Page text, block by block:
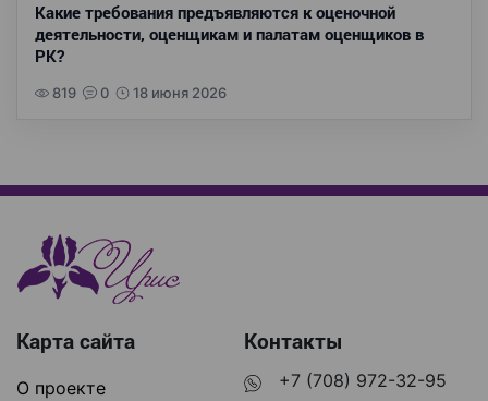
Какие требования предъявляются к оценочной
деятельности, оценщикам и палатам оценщиков в
РК?
819 0 18 июня 2026
Карта сайта
О проекте
Контакты
+7 (708) 972-32-95